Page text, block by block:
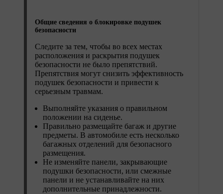
Общие сведения о блокировке подушек
безопасности
Следите за тем, чтобы во всех местах
расположения и раскрытия подушек
безопасности не было препятствий.
Препятствия могут снизить эффективность
подушек безопасности и привести к
серьезным травмам.
Выполняйте указания о правильном
положении на сиденье.
Правильно размещайте багаж и другие
предметы. В автомобиле есть несколько
багажных отделений для безопасного
размещения.
Не изменяйте панели, закрывающие
подушки безопасности, или смежные
панели и не устанавливайте на них
дополнительные принадлежности.